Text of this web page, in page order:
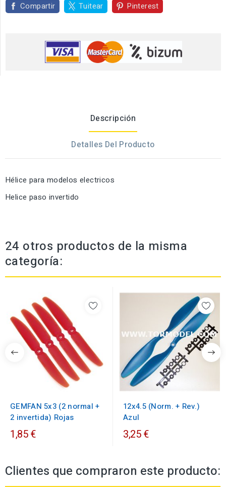
Compartir Tuitear Pinterest
Descripción
Detalles Del Producto
Hélice para modelos electricos
Helice paso invertido
24 otros productos de la misma
categoría:
GEMFAN 5x3 (2 normal +
2 invertida) Rojas
1,85 €
12x4.5 (Norm. + Rev.)
Azul
3,25 €
Clientes que compraron este producto: